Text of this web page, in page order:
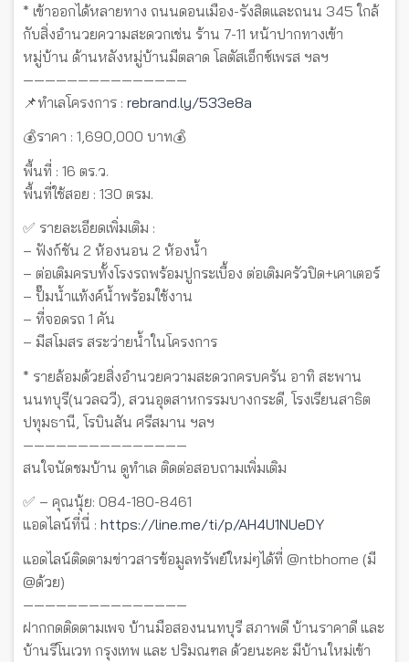
* เข้าออกได้หลายทาง ถนนดอนเมือง-รังสิตและถนน 345 ใกล้
กับสิ่งอำนวยความสะดวกเช่น ร้าน 7-11 หน้าปากทางเข้า
หมู่บ้าน ด้านหลังหมู่บ้านมีตลาด โลตัสเอ็กซ์เพรส ฯลฯ
———————————————
📌ทำเลโครงการ : rebrand.ly/533e8a
💰ราคา : 1,690,000 บาท💰
พื้นที่ : 16 ตร.ว.
พื้นที่ใช้สอย : 130 ตรม.
✅ รายละเอียดเพิ่มเติม :
– ฟังก์ชัน 2 ห้องนอน 2 ห้องน้ำ
– ต่อเติมครบทั้งโรงรถพร้อมปูกระเบื้อง ต่อเติมครัวปิด+เคาเตอร์
– ปั๊มน้ำแท้งค์น้ำพร้อมใช้งาน
– ที่จอดรถ 1 คัน
– มีสโมสร สระว่ายน้ำในโครงการ
* รายล้อมด้วยสิ่งอำนวยความสะดวกครบครัน อาทิ สะพาน
นนทบุรี(นวลฉวี), สวนอุตสาหกรรมบางกระดี, โรงเรียนสาธิต
ปทุมธานี, โรบินสัน ศรีสมาน ฯลฯ
———————————————
สนใจนัดชมบ้าน ดูทำเล ติดต่อสอบถามเพิ่มเติม
✅ – คุณนุ้ย: 084-180-8461
แอดไลน์ที่นี่ : https://line.me/ti/p/AH4U1NUeDY
แอดไลน์ติดตามข่าวสารข้อมูลทรัพย์ใหม่ๆได้ที่ @ntbhome (มี
@ด้วย)
———————————————
ฝากกดติดตามเพจ บ้านมือสองนนทบุรี สภาพดี บ้านราคาดี และ
บ้านรีโนเวท กรุงเทพ และ ปริมณฑล ด้วยนะคะ มีบ้านใหม่เข้า